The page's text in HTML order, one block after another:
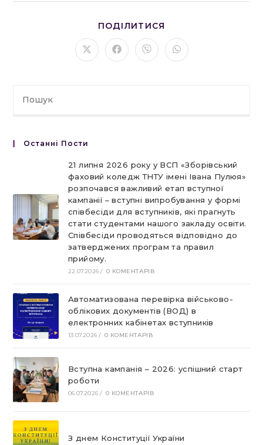
ПОДІЛИТИСЯ
ЦИМ
ВМІСТОМ
Відкрити
в
Відкрити
в
Відкрити
в
Відкрити
в
Останні Пости
21 липня 2026 року у ВСП «Зборівський
фаховий коледж ТНТУ імені Івана Пулюя»
розпочався важливий етап вступної
кампанії – вступні випробування у формі
співбесіди для вступників, які прагнуть
стати студентами нашого закладу освіти.
Співбесіди проводяться відповідно до
затверджених програм та правил
прийому.
22.07.2026 / 0 КОМЕНТАРІВ
Автоматизована перевірка військово-
облікових документів (ВОД) в
електронних кабінетах вступників
13.07.2026 / 0 КОМЕНТАРІВ
Вступна кампанія – 2026: успішний старт
роботи
06.07.2026 / 0 КОМЕНТАРІВ
З днем Конституції України